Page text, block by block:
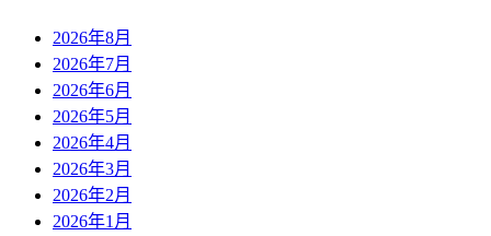
2026年8月
2026年7月
2026年6月
2026年5月
2026年4月
2026年3月
2026年2月
2026年1月